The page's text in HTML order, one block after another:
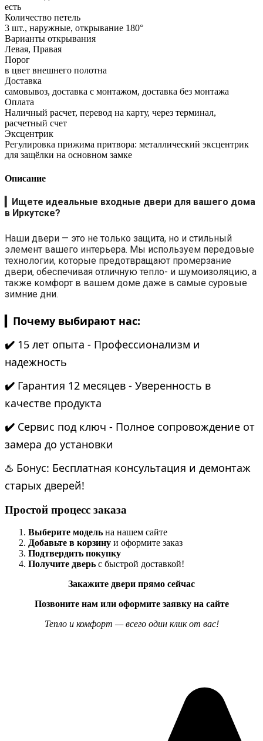
есть
Количество петель
3 шт., наружные, открывание 180°
Варианты открывания
Левая, Правая
Порог
в цвет внешнего полотна
Доставка
самовывоз, доставка с монтажом, доставка без монтажа
Оплата
Наличный расчет, перевод на карту, через терминал,
расчетный счет
Эксцентрик
Регулировка прижима притвора: металлический эксцентрик
для защёлки на основном замке
Описание
Ищете идеальные входные двери для вашего дома
в Иркутске?
Наши двери — это не только защита, но и стильный
элемент вашего интерьера. Мы используем передовые
технологии, которые предотвращают промерзание
двери, обеспечивая отличную тепло- и шумоизоляцию, а
также комфорт в вашем доме даже в самые суровые
зимние дни.
▎Почему выбирают нас:
✔️ 15 лет опыта - Профессионализм и
надежность
✔️ Гарантия 12 месяцев - Уверенность в
качестве продукта
✔️ Сервис под ключ - Полное сопровождение от
замера до установки
♨️ Бонус: Бесплатная консультация и демонтаж
старых дверей!
Простой процесс заказа
Выберите модель на нашем сайте
Добавьте в корзину и оформите заказ
Подтвердить покупку
Получите дверь с быстрой доставкой!
Закажите двери прямо сейчас
Позвоните нам или оформите заявку на сайте
Тепло и комфорт — всего один клик от вас!